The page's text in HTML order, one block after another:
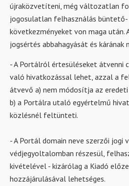
újraközvetíteni, még változatlan
jogosulatlan felhasználás büntető-
következményeket von maga után.
jogsértés abbahagyását és
- A Portálról értesüléseket átvenni
való hivatkozással lehet, azzal a
átvevő a) nem módosítja az
b) a Portálra utaló egyértelmű
közlésnél feltünteti.
- A Portál domain neve szerzői jogi
védjegyoltalomban részesül,
kivételével - kizárólag a Kiadó
hozzájárulásával lehetséges.